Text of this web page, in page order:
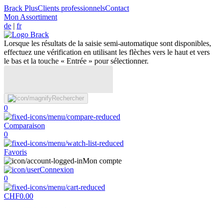
Brack PlusClients professionnelsContact
Mon Assortiment
de | fr
Lorsque les résultats de la saisie semi-automatique sont disponibles,
effectuez une vérification en utilisant les flèches vers le haut et vers
le bas et la touche « Entrée » pour sélectionner.
Rechercher
0
Comparaison
0
Favoris
Mon compte
Connexion
0
CHF0.00